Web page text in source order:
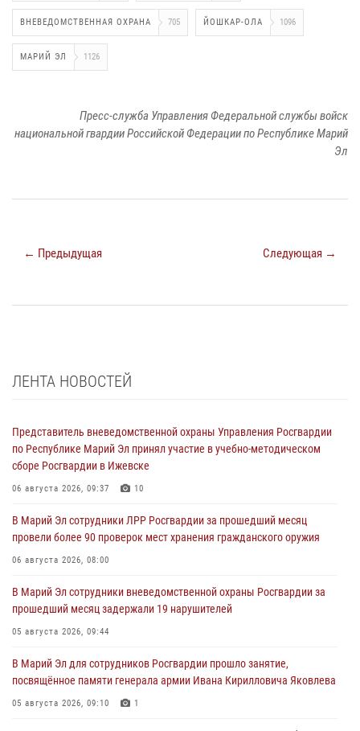
ВНЕВЕДОМСТВЕННАЯ ОХРАНА 705 ЙОШКАР-ОЛА 1096
МАРИЙ ЭЛ 1126
Пресс-служба Управления Федеральной службы войск
национальной гвардии Российской Федерации по Республике Марий
Эл
← Предыдущая Следующая →
ЛЕНТА НОВОСТЕЙ
Представитель вневедомственной охраны Управления Росгвардии
по Республике Марий Эл принял участие в учебно-методическом
сборе Росгвардии в Ижевске
06 августа 2026, 09:37 10
В Марий Эл сотрудники ЛРР Росгвардии за прошедший месяц
провели более 90 проверок мест хранения гражданского оружия
06 августа 2026, 08:00
В Марий Эл сотрудники вневедомственной охраны Росгвардии за
прошедший месяц задержали 19 нарушителей
05 августа 2026, 09:44
В Марий Эл для сотрудников Росгвардии прошло занятие,
посвящённое памяти генерала армии Ивана Кирилловича Яковлева
05 августа 2026, 09:10 1